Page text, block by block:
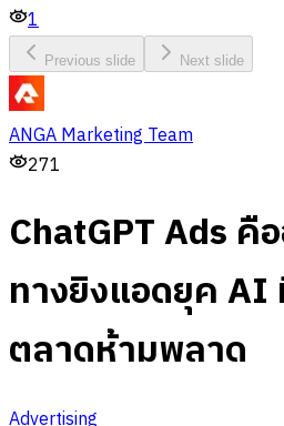
1
Previous slide Next slide
ANGA Marketing Team
271
ChatGPT Ads คื
ทางยิงแอดยุค AI
ตลาดห้ามพลาด
Advertising